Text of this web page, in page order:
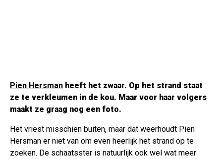
Pien Hersman heeft het zwaar. Op het strand staat
ze te verkleumen in de kou. Maar voor haar volgers
maakt ze graag nog een foto.
Het vriest misschien buiten, maar dat weerhoudt Pien
Hersman er niet van om even heerlijk het strand op te
zoeken. De schaatsster is natuurlijk ook wel wat meer